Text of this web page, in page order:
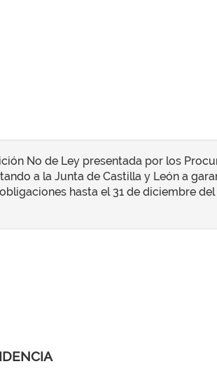
No de Ley presentada por los
a la Junta de Castilla y León a
hasta el 31 de diciembre